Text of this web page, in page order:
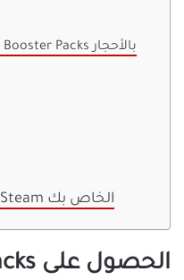
تخصيص ملف تعريف Steam الخاص بك